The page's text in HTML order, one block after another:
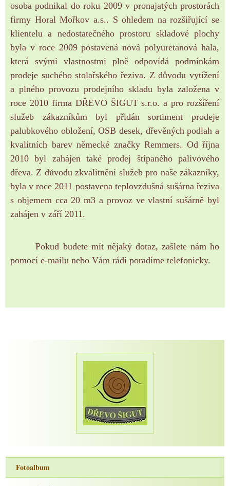
osoba podnikal do roku 2009 v pronajatých prostorách
firmy Horal Mořkov a.s.. S ohledem na rozšiřující se
klientelu a nedostatečného prostoru skladové plochy
byla v roce 2009 postavená nová polyuretanová hala,
která svými vlastnostmi plně odpovídá podmínkám
prodeje suchého stolařského řeziva. Z důvodu vytížení
a plného provozu prodejního skladu byla založena v
roce 2010 firma DŘEVO ŠIGUT s.r.o. a pro rozšíření
služeb zákazníkům byl přidán sortiment prodeje
palubkového obložení, OSB desek, dřevěných podlah a
kvalitních barev německé značky Remmers. Od října
2010 byl zahájen také prodej štípaného palivového
dřeva. Z důvodu zkvalitnění služeb pro naše zákazníky,
byla v roce 2011 postavena teplovzdušná sušárna řeziva
s objemem cca 20 m3 a provoz ve vlastní sušárně byl
zahájen v září 2011.
Pokud budete mít nějaký dotaz, zašlete nám ho
pomocí e-mailu nebo Vám rádi poradíme telefonicky.
Fotoalbum